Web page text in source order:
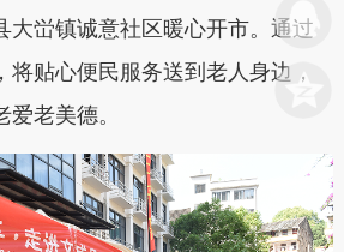
大峃镇诚意社区暖心开市。通过
贴心便民服务送到老人身边，
老美德。